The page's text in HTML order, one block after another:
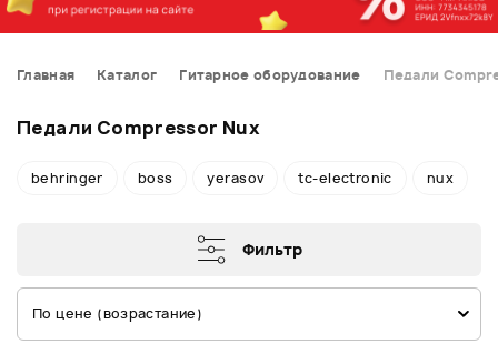
Главная Каталог Гитарное оборудование Педали
Педали Compressor Nux
behringer boss yerasov tc-electronic nux
Фильтр
По цене (возрастание)